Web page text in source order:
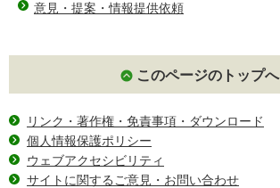
意見・提案・情報提供依頼
このページのトップへ
リンク・著作権・免責事項・ダウンロード
個人情報保護ポリシー
ウェブアクセシビリティ
サイトに関するご意見・お問い合わせ